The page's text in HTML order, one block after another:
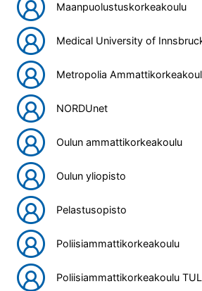
Maanpuolustuskorkeakoulu
Medical University of
Metropolia
NORDUnet
Oulun ammattikorkeakoulu
Oulun yliopisto
Pelastusopisto
Poliisiammattikorkeakoulu
Poliisiammattikorkeakoulu